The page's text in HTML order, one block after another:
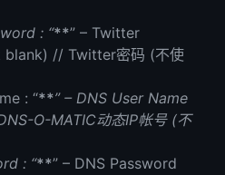
: “**” – Twitter
// Twitter密码 (不使
: “**” – DNS User Name
O-MATIC动态IP帐号 (不
: “**” – DNS Password